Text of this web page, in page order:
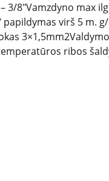
3/8″Vamzdyno max
papildymas virš 5 m.
ribos